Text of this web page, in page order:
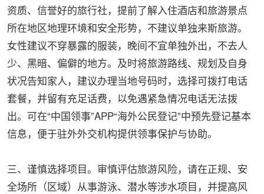
资质、信誉好的旅行社，提前了解入住酒店和旅游景点
所在地区地理环境和安全形势，不建议单独来斯旅游。
女性建议不穿暴露的服装，晚间不宜单独外出，不去人
少、黑暗、偏僻的地方。及时将旅游路线、规划及自身
状况告知家人，建议办理当地号码时，选择可拨打电话
套餐，并留有充足话费，以免遇紧急情况电话无法拨
出。可在“中国领事”APP“海外公民登记”中预先登记基本
信息，便于驻外外交机构提供领事保护与协助。
三、谨慎选择项目。审慎评估旅游风险，请在正规、安
全场所（区域）从事游泳、潜水等涉水项目，并提高风